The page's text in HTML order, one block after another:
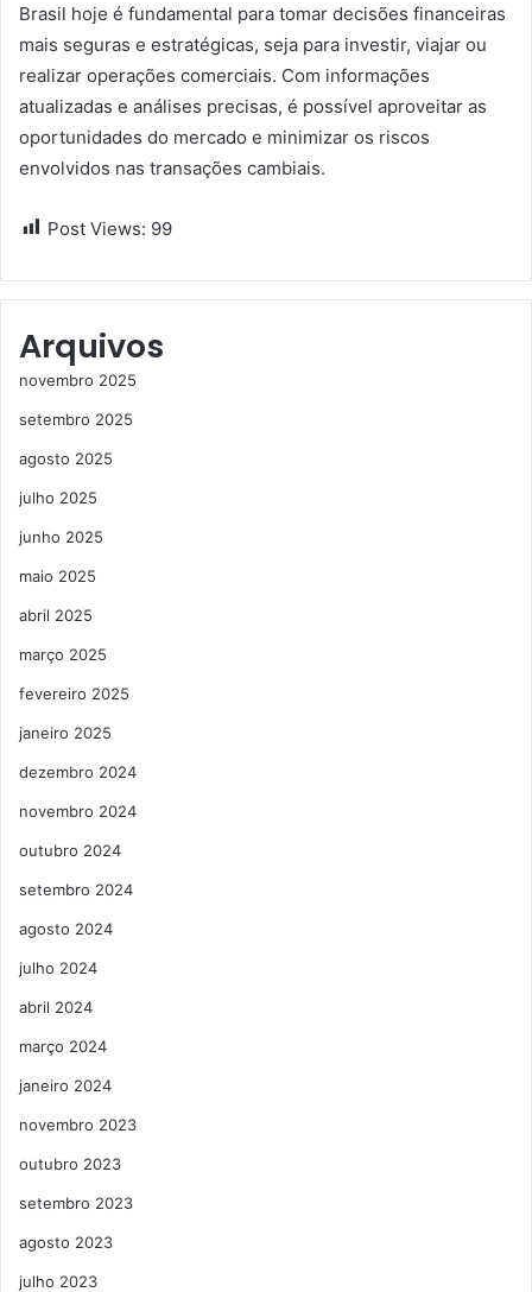
Brasil hoje é fundamental para tomar decisões financeiras
mais seguras e estratégicas, seja para investir, viajar ou
realizar operações comerciais. Com informações
atualizadas e análises precisas, é possível aproveitar as
oportunidades do mercado e minimizar os riscos
envolvidos nas transações cambiais.
Post Views: 99
Arquivos
novembro 2025
setembro 2025
agosto 2025
julho 2025
junho 2025
maio 2025
abril 2025
março 2025
fevereiro 2025
janeiro 2025
dezembro 2024
novembro 2024
outubro 2024
setembro 2024
agosto 2024
julho 2024
abril 2024
março 2024
janeiro 2024
novembro 2023
outubro 2023
setembro 2023
agosto 2023
julho 2023